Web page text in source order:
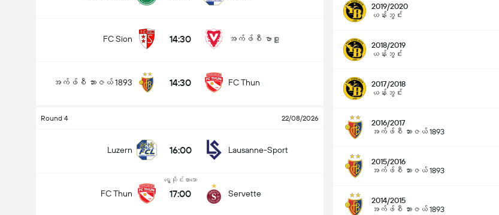
FC Sion 14:30 အက်ဖ်စီ ဗာဒူ့
အက်ဖ်စီ ဘားဇယ် 1893 14:30 FC Thun
Round 4 22/08/2026
Luzern 16:00 Lausanne-Sport
FC Thun
ရွှေ့ဆိုင်းထားသော
17:00 Servette
2019/2020
ယန်းဘွင်း
2018/2019
ယန်းဘွင်း
2017/2018
ယန်းဘွင်း
2016/2017
အက်ဖ်စီ ဘားဇယ် 1893
2015/2016
အက်ဖ်စီ ဘားဇယ် 1893
2014/2015
အက်ဖ်စီ ဘားဇယ် 1893